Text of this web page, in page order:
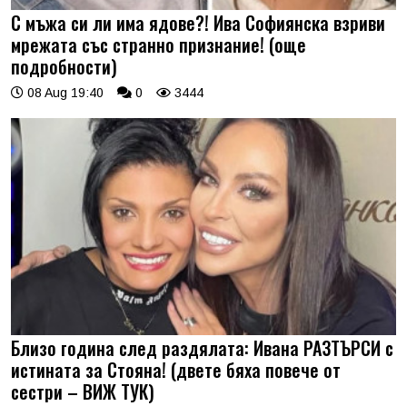
С мъжа си ли има ядове?! Ива Софиянска взриви
мрежата със странно признание! (още
подробности)
08 Aug 19:40 0 3444
Близо година след раздялата: Ивана РАЗТЪРСИ с
истината за Стояна! (двете бяха повече от
сестри – ВИЖ ТУК)